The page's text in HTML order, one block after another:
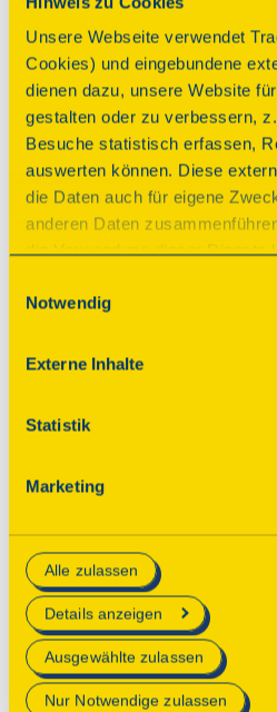
Unsere Webseite verwendet
Cookies) und eingebundene
dienen dazu, unsere Website
gestalten oder zu verbessern,
Besuche statistisch erfassen,
auswerten können. Diese
die Daten auch für eigene
anderen Daten
die Verwendung dieser Dienste
unserer Datenschutzerklärung.
einzelner Cookies (Kategorien) in
den Einstellungen erteilen Sie
Verarbeitung Ihrer Daten zu
Einwilligung ist freiwillig, für die
aktualisiert oder widerrufen
technisch notwendig und für
erforderlich sind.
Mehr Informationen finden Sie in
Datenschutzerklärung.
Notwendig
Externe Inhalte
Statistik
Marketing
Alle zulassen
Details anzeigen
Ausgewählte zulassen
Nur Notwendige zulassen
Begrenzte
Planung freuen wir uns
Anmeldung im Vorfeld.
Ort erworben werden.
Anmeldung
E-Mail:
Kosten
Hana Hlásková
bildung@garnisonkirche-
Vortrag
Thematische
Garnisonkirche
Zeiten